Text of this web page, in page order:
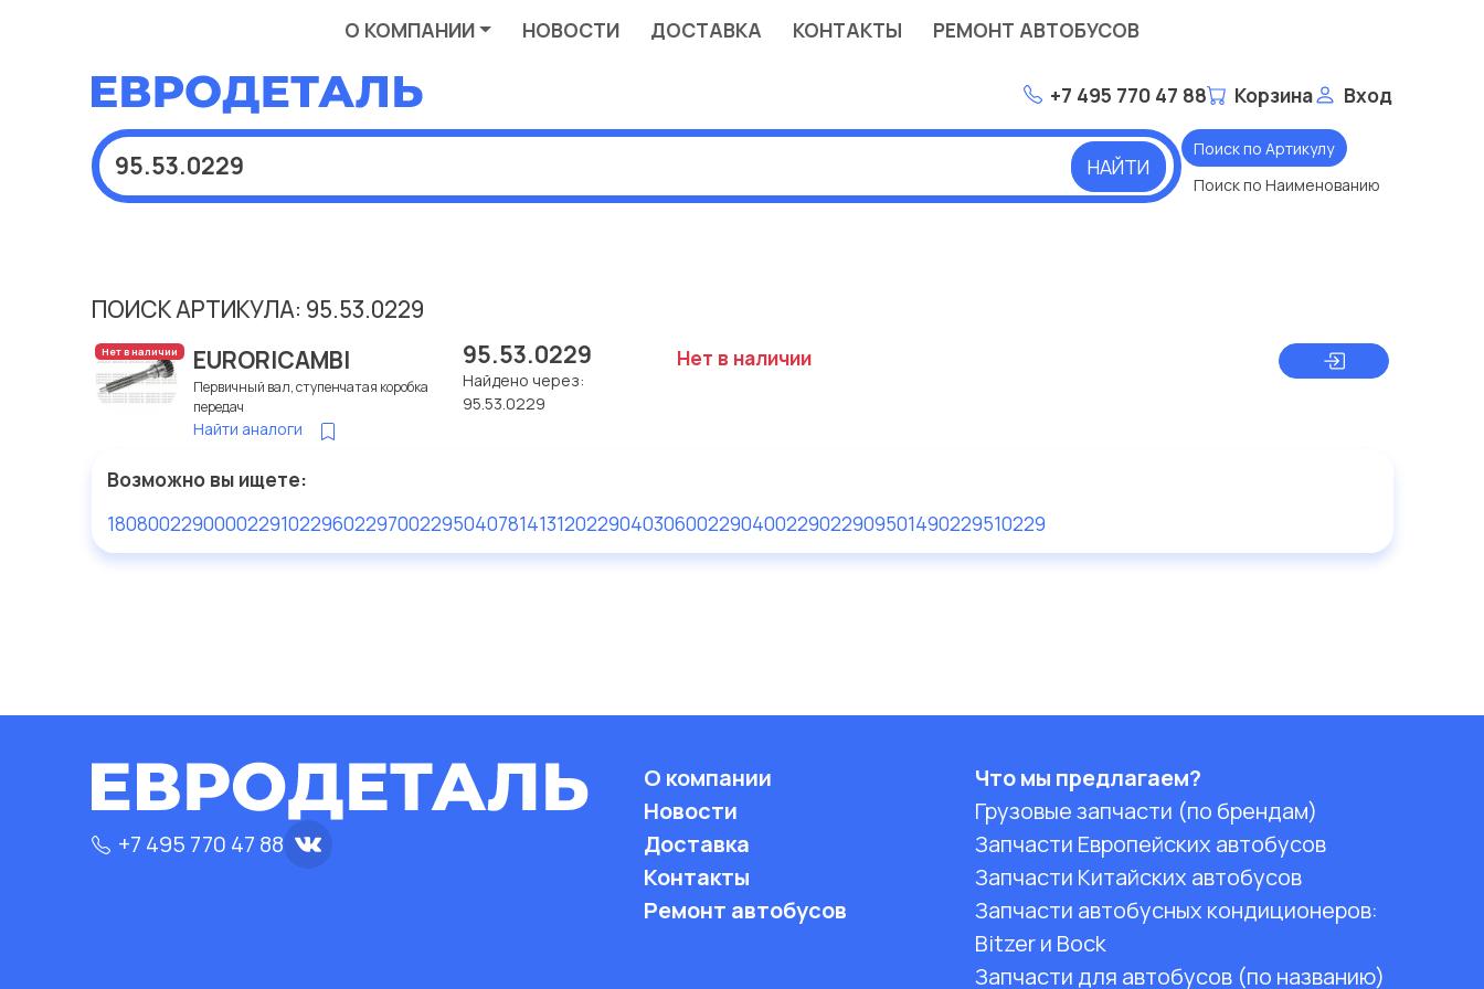
О КОМПАНИИ НОВОСТИ ДОСТАВКА КОНТАКТЫ РЕМОНТ АВТОБУСОВ
+7 495 770 47 88 Корзина Вход
НАЙТИ
Поиск по Артикулу
Поиск по Наименованию
ПОИСК АРТИКУЛА: 95.53.0229
Нет в наличии EURORICAMBI
Первичный вал, ступенчатая коробка
передач
Найти аналоги
95.53.0229
Найдено через:
95.53.0229
Нет в наличии
Возможно вы ищете:
180800229000022910229602297002295040781413120229040306002290400229022909501490229510229
+7 495 770 47 88
О компании
Новости
Доставка
Контакты
Ремонт автобусов
Что мы предлагаем?
Грузовые запчасти (по брендам)
Запчасти Европейских автобусов
Запчасти Китайских автобусов
Запчасти автобусных кондиционеров:
Bitzer и Bock
Запчасти для автобусов (по названию)